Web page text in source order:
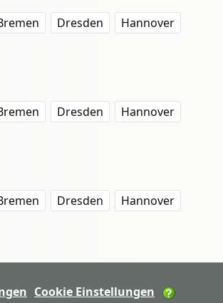
Dresden
Hannover
Dresden
Hannover
Dresden
Hannover
Cookie Einstellungen